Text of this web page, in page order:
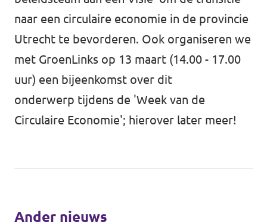
naar een circulaire economie in de provincie
Utrecht te bevorderen. Ook organiseren we
met GroenLinks op 13 maart (14.00 - 17.00
uur) een bijeenkomst over dit
onderwerp tijdens de 'Week van de
Circulaire Economie'; hierover later meer!
Ander nieuws